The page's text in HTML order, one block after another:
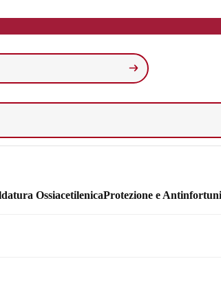
OssiacetilenicaProtezione e